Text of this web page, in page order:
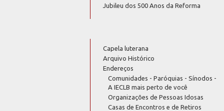
Jubileu dos 500 Anos da Reforma
Capela luterana
Arquivo Histórico
Endereços
Comunidades - Paróquias - Sínodos -
A IECLB mais perto de você
Organizações de Pessoas Idosas
Casas de Encontros e de Retiros